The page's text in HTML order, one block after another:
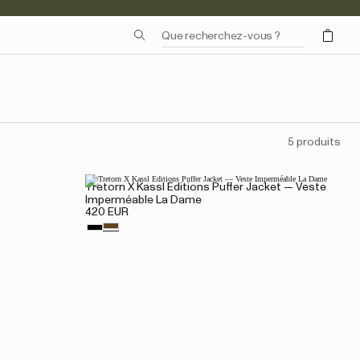
5 produits
Tretorn X Kassl Editions Puffer Jacket — Veste
Imperméable La Dame
420 EUR